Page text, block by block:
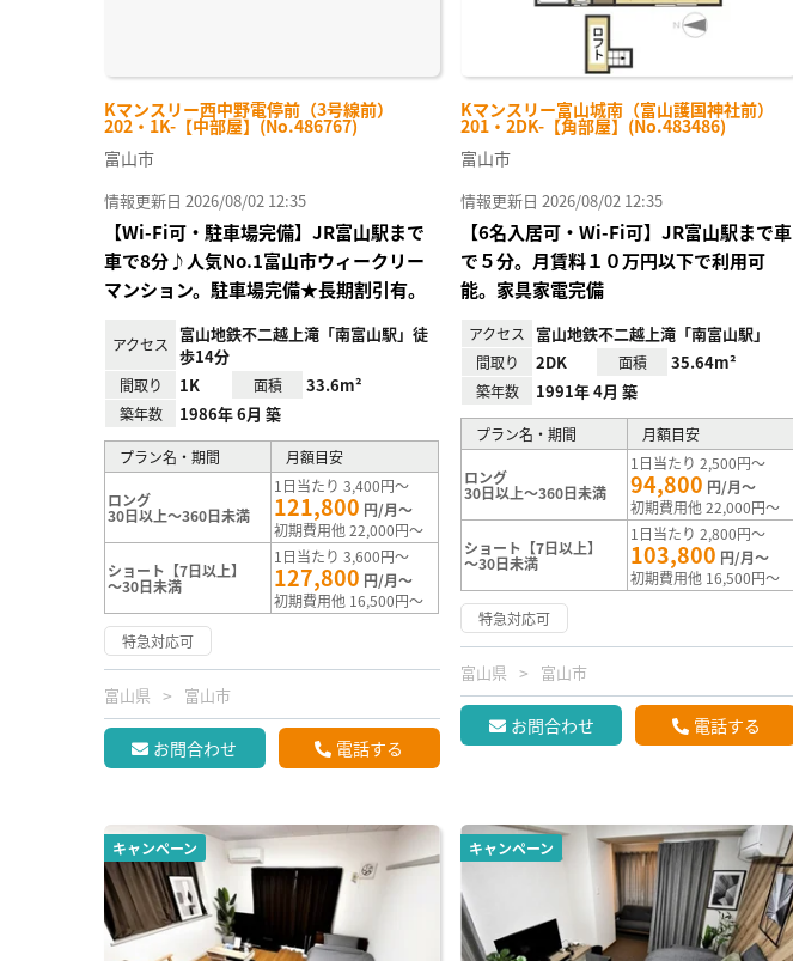
Kマンスリー西中野電停前（3号線前）
202・1K-【中部屋】(No.486767)
富山市
情報更新日 2026/08/02 12:35
【Wi-Fi可・駐車場完備】JR富山駅まで
車で8分♪人気No.1富山市ウィークリー
マンション。駐車場完備★長期割引有。
アクセス
富山地鉄不二越上滝「南富山駅」徒
歩14分
間取り 1K 面積 33.6m²
築年数 1986年 6月 築
プラン名・期間 月額目安
ロング
30日以上～360日未満
1日当たり 3,400円～
121,800 円/月～
初期費用他 22,000円～
ショート【7日以上】
～30日未満
1日当たり 3,600円～
127,800 円/月～
初期費用他 16,500円～
特急対応可
富山県 富山市
お問合わせ 電話する
Kマンスリー富山城南（富山護国神社前）
201・2DK-【角部屋】(No.483486)
富山市
情報更新日 2026/08/02 12:35
【6名入居可・Wi-Fi可】JR富山駅まで車
で５分。月賃料１０万円以下で利用可
能。家具家電完備
アクセス 富山地鉄不二越上滝「南富山駅」
間取り 2DK 面積 35.64m²
築年数 1991年 4月 築
プラン名・期間 月額目安
ロング
30日以上～360日未満
1日当たり 2,500円～
94,800 円/月～
初期費用他 22,000円～
ショート【7日以上】
～30日未満
1日当たり 2,800円～
103,800 円/月～
初期費用他 16,500円～
特急対応可
富山県 富山市
お問合わせ 電話する
キャンペーン キャンペーン